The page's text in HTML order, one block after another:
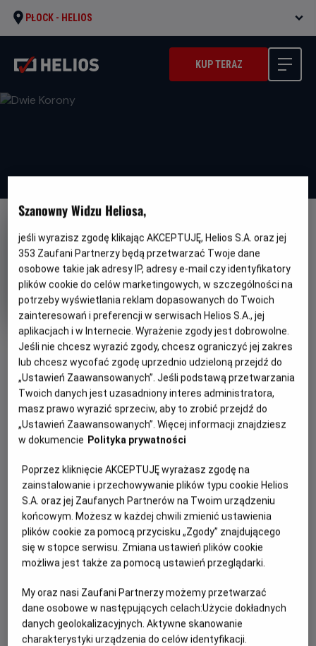
PŁOCK - HELIOS
KUP TERAZ
OBSERWUJ
Dwie Korony
Gatunek
Dokumentalny
Minimalny
wiek
Od 12 lat
Czas
trwania
91 min
Kraj
i
rok
produkcji
Polska
PREMIERA
13 października 2017
WIĘCEJ SZCZEGÓŁÓW
OPIS FILMU
"Dwie korony" to pierwszy film ukazujący nieznane dotąd
powszechnie fakty z życia o. Maksymiliana Kolbe,
począwszy od jego dzieciństwa, aż do heroicznej decyzji o
oddaniu życia za współwięźnia w Auschwitz. Zdjęcia
dokumentalne zostały zrealizowane w Polsce, Japonii i we
Włoszech.
aktorzy: Adam Woronowicz , Cezary Pazura , Maciej Musiał ,
Antoni Pawlicki , Dominika Figurska , Sławomir Orzechowski i
inni.
Szanowny Widzu Heliosa,
jeśli wyrazisz zgodę klikając AKCEPTUJĘ, Helios S.A. oraz jej
353 Zaufani Partnerzy będą przetwarzać Twoje dane
osobowe takie jak adresy IP, adresy e-mail czy identyfikatory
plików cookie do celów marketingowych, w szczególności na
potrzeby wyświetlania reklam dopasowanych do Twoich
zainteresowań i preferencji w serwisach Helios S.A., jej
aplikacjach i w Internecie. Wyrażenie zgody jest dobrowolne.
Jeśli nie chcesz wyrazić zgody, chcesz ograniczyć jej zakres
lub chcesz wycofać zgodę uprzednio udzieloną przejdź do
„Ustawień Zaawansowanych”. Jeśli podstawą przetwarzania
Twoich danych jest uzasadniony interes administratora,
masz prawo wyrazić sprzeciw, aby to zrobić przejdź do
„Ustawień Zaawansowanych”. Więcej informacji znajdziesz
w dokumencie Polityka prywatności
Poprzez kliknięcie AKCEPTUJĘ wyrażasz zgodę na
zainstalowanie i przechowywanie plików typu cookie Helios
S.A. oraz jej Zaufanych Partnerów na Twoim urządzeniu
końcowym. Możesz w każdej chwili zmienić ustawienia
plików cookie za pomocą przycisku „Zgody” znajdującego
się w stopce serwisu. Zmiana ustawień plików cookie
możliwa jest także za pomocą ustawień przeglądarki.
My oraz nasi Zaufani Partnerzy możemy przetwarzać
dane osobowe w następujących celach:Użycie dokładnych
danych geolokalizacyjnych. Aktywne skanowanie
charakterystyki urządzenia do celów identyfikacji.